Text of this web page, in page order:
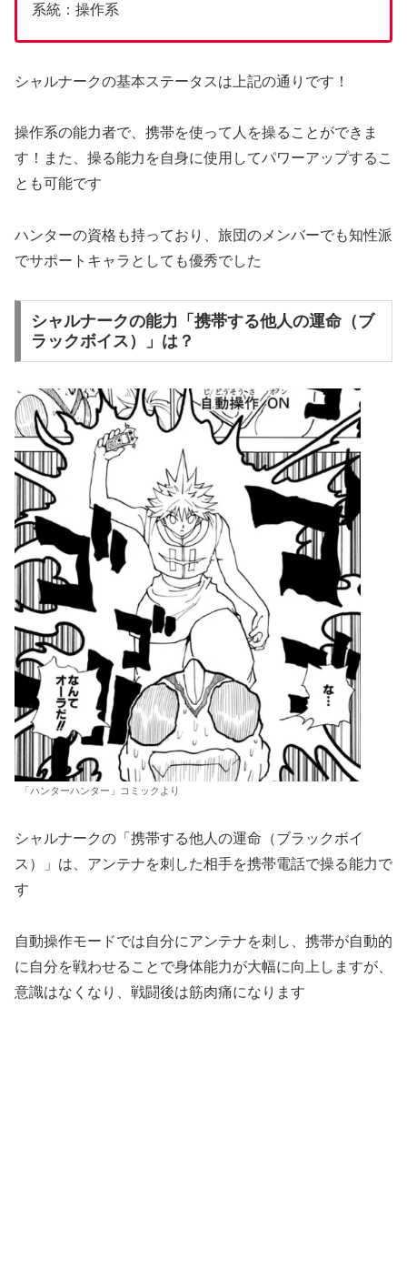
系統：操作系
シャルナークの基本ステータスは上記の通りです！
操作系の能力者で、携帯を使って人を操ることができま
す！また、操る能力を自身に使用してパワーアップするこ
とも可能です
ハンターの資格も持っており、旅団のメンバーでも知性派
でサポートキャラとしても優秀でした
シャルナークの能力「携帯する他人の運命（ブ
ラックボイス）」は？
「ハンターハンター」コミックより
シャルナークの「携帯する他人の運命（ブラックボイ
ス）」は、アンテナを刺した相手を携帯電話で操る能力で
す
自動操作モードでは自分にアンテナを刺し、携帯が自動的
に自分を戦わせることで身体能力が大幅に向上しますが、
意識はなくなり、戦闘後は筋肉痛になります